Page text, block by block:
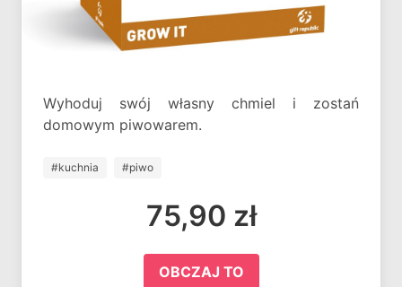
Wyhoduj swój własny chmiel i zostań
domowym piwowarem.
#kuchnia #piwo
75,90 zł
OBCZAJ TO